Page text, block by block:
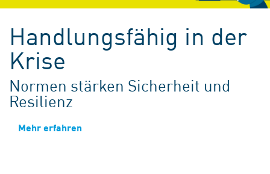
Handlungsfähig in der
Krise
Normen stärken Sicherheit und
Resilienz
Mehr erfahren